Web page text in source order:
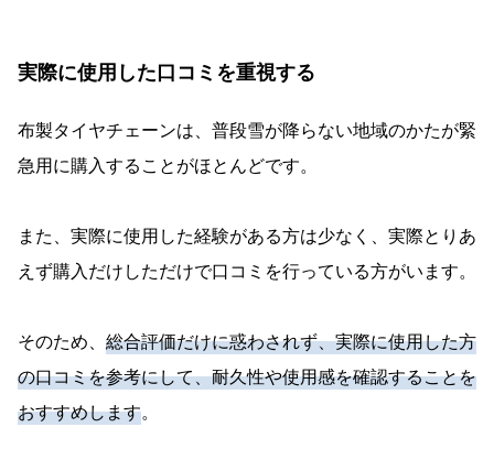
実際に使用した口コミを重視する
布製タイヤチェーンは、普段雪が降らない地域のかたが緊
急用に購入することがほとんどです。
また、実際に使用した経験がある方は少なく、実際とりあ
えず購入だけしただけで口コミを行っている方がいます。
そのため、 総合評価だけに惑わされず、実際に使用した方
の口コミを参考にして、耐久性や使用感を確認することを
おすすめします。